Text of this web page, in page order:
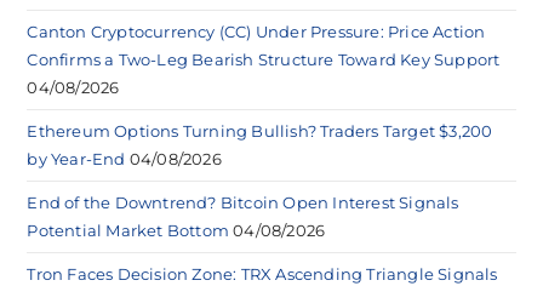
Canton Cryptocurrency (CC) Under Pressure: Price Action
Confirms a Two-Leg Bearish Structure Toward Key Support
04/08/2026
Ethereum Options Turning Bullish? Traders Target $3,200
by Year-End 04/08/2026
End of the Downtrend? Bitcoin Open Interest Signals
Potential Market Bottom 04/08/2026
Tron Faces Decision Zone: TRX Ascending Triangle Signals